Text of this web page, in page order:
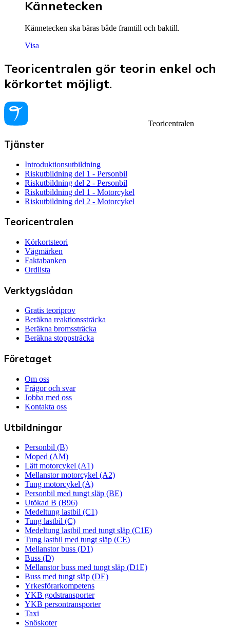
Kännetecken
Kännetecken ska bäras både framtill och baktill.
Visa
Teoricentralen gör teorin enkel och
körkortet möjligt.
Teoricentralen
Tjänster
Introduktionsutbildning
Riskutbildning del 1 - Personbil
Riskutbildning del 2 - Personbil
Riskutbildning del 1 - Motorcykel
Riskutbildning del 2 - Motorcykel
Teoricentralen
Körkortsteori
Vägmärken
Faktabanken
Ordlista
Verktygslådan
Gratis teoriprov
Beräkna reaktionssträcka
Beräkna bromssträcka
Beräkna stoppsträcka
Företaget
Om oss
Frågor och svar
Jobba med oss
Kontakta oss
Utbildningar
Personbil (B)
Moped (AM)
Lätt motorcykel (A1)
Mellanstor motorcykel (A2)
Tung motorcykel (A)
Personbil med tungt släp (BE)
Utökad B (B96)
Medeltung lastbil (C1)
Tung lastbil (C)
Medeltung lastbil med tungt släp (C1E)
Tung lastbil med tungt släp (CE)
Mellanstor buss (D1)
Buss (D)
Mellanstor buss med tungt släp (D1E)
Buss med tungt släp (DE)
Yrkesförarkompetens
YKB godstransporter
YKB persontransporter
Taxi
Snöskoter